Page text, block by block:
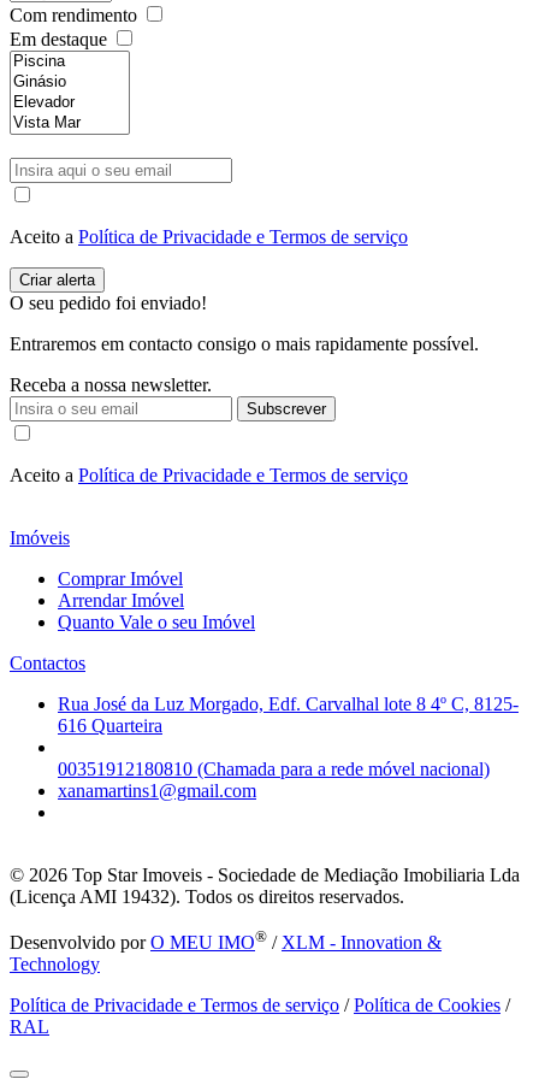
Com rendimento
Em destaque
Aceito a Política de Privacidade e Termos de serviço
O seu pedido foi enviado!
Entraremos em contacto consigo o mais rapidamente possível.
Receba a nossa newsletter.
Subscrever
Aceito a Política de Privacidade e Termos de serviço
Imóveis
Comprar Imóvel
Arrendar Imóvel
Quanto Vale o seu Imóvel
Contactos
Rua José da Luz Morgado, Edf. Carvalhal lote 8 4º C, 8125-
616 Quarteira
00351912180810 (Chamada para a rede móvel nacional)
xanamartins1@gmail.com
© 2026 Top Star Imoveis - Sociedade de Mediação Imobiliaria Lda
(Licença AMI 19432). Todos os direitos reservados.
Desenvolvido porO MEU IMO® / XLM - Innovation &
Technology
Política de Privacidade e Termos de serviço /Política de Cookies /
RAL